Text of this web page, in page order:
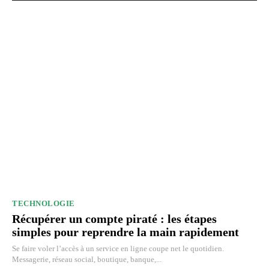
TECHNOLOGIE
Récupérer un compte piraté : les étapes
simples pour reprendre la main rapidement
Se faire voler l’accès à un service en ligne coupe net le quotidien.
Messagerie, réseau social, boutique, banque,...